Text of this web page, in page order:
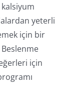
kalsiyum
yeterli
için bir
için